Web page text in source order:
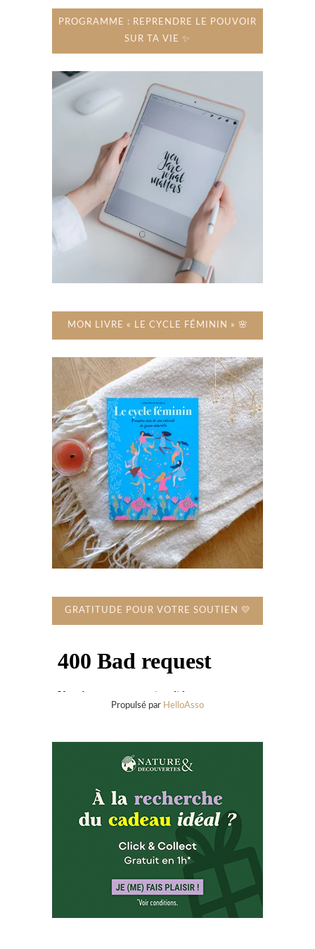
PROGRAMME : REPRENDRE LE POUVOIR
SUR TA VIE ✨
MON LIVRE « LE CYCLE FÉMININ » 🌸
GRATITUDE POUR VOTRE SOUTIEN 💛
Propulsé par HelloAsso